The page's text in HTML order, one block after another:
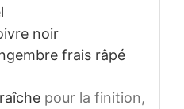
noir
frais râpé
pour la finition,